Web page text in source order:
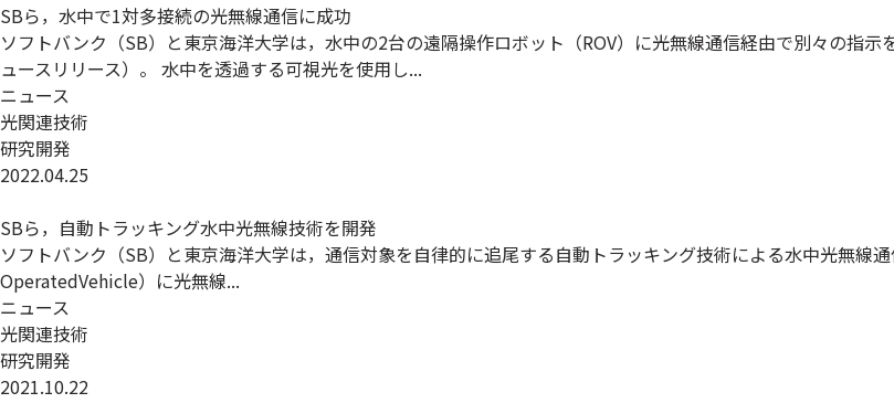
SBら，水中で1対多接続の光無線通信に成功
ソフトバンク（SB）と東京海洋大学は，水中の2台の遠隔操作ロボット（ROV）に光無線通信経由で別々の指
ュースリリース）。 水中を透過する可視光を使用し...
ニュース
光関連技術
研究開発
2022.04.25
SBら，自動トラッキング水中光無線技術を開発
ソフトバンク（SB）と東京海洋大学は，通信対象を自律的に追尾する自動トラッキング技術による水中光無
OperatedVehicle）に光無線...
ニュース
光関連技術
研究開発
2021.10.22